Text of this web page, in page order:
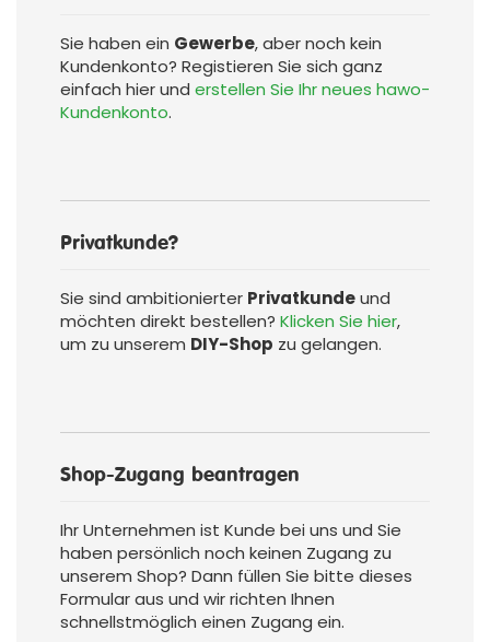
Sie haben ein Gewerbe, aber noch kein
Kundenkonto? Registieren Sie sich ganz
einfach hier und erstellen Sie Ihr neues hawo-
Kundenkonto.
Privatkunde?
Sie sind ambitionierter Privatkundeund
möchten direkt bestellen? Klicken Sie hier,
um zu unserem DIY-Shop zu gelangen.
Shop-Zugang beantragen
Ihr Unternehmen ist Kunde bei uns und Sie
haben persönlich noch keinen Zugang zu
unserem Shop? Dann füllen Sie bitte dieses
Formular aus und wir richten Ihnen
schnellstmöglich einen Zugang ein.